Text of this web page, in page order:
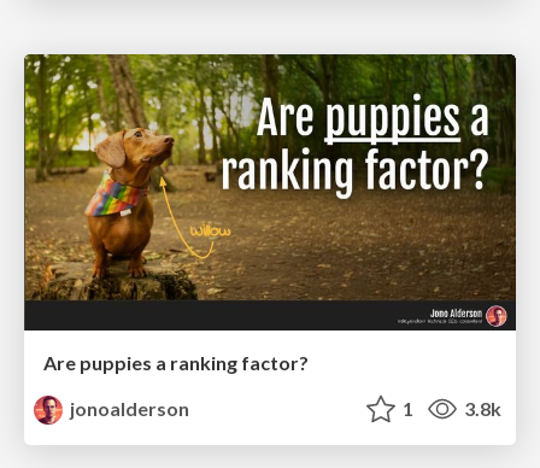
Are puppies a ranking factor?
jonoalderson
1 3.8k